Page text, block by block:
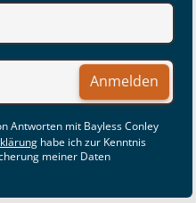
Anmelden
Antworten mit Bayless Conley
habe ich zur Kenntnis
meiner Daten